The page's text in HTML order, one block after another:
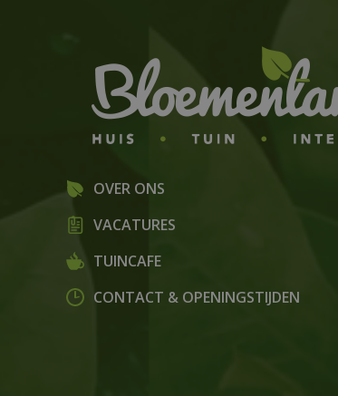
OVER ONS
VACATURES
TUINCAFE
CONTACT & OPENINGSTIJDEN